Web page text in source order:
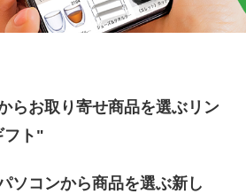
らお取り寄せ商品を選ぶリン
フト"
ソコンから商品を選ぶ新し